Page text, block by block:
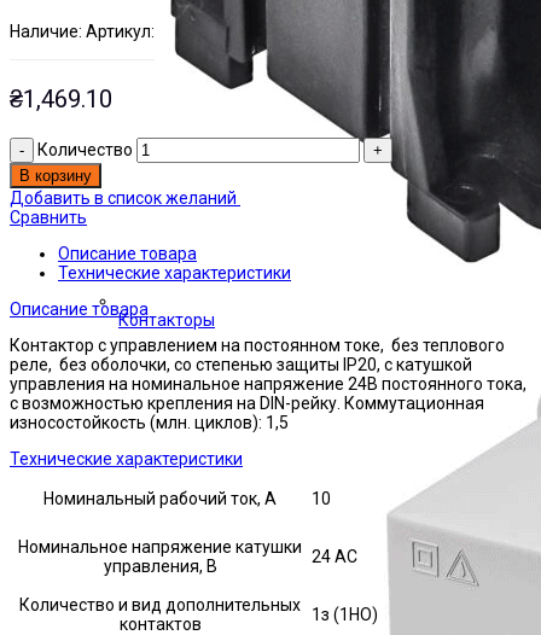
Контакторы
Наличие: Есть на складе
Артикул:
ЭТАЛ0156665
₴1,469.10
Количество
В корзину
Добавить в список желаний
Сравнить
Описание товара
Технические характеристики
Описание товара
Контактор с управлением на постоянном токе, без теплового
реле, без оболочки, со степенью защиты IP20, с катушкой
управления на номинальное напряжение 24В постоянного тока,
с возможностью крепления на DIN-рейку. Коммутационная
износостойкость (млн. циклов): 1,5
Технические характеристики
Номинальный рабочий ток, А 10
Номинальное напряжение катушки
управления, В
24 AC
Количество и вид дополнительных
контактов
1з (1НО)